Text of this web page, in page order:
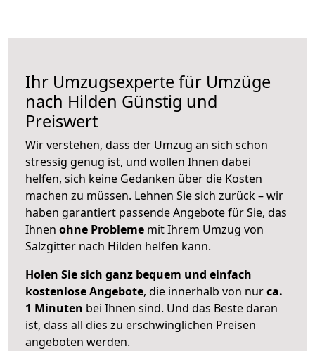
Ihr Umzugsexperte für Umzüge
nach Hilden Günstig und
Preiswert
Wir verstehen, dass der Umzug an sich schon
stressig genug ist, und wollen Ihnen dabei
helfen, sich keine Gedanken über die Kosten
machen zu müssen. Lehnen Sie sich zurück – wir
haben garantiert passende Angebote für Sie, das
Ihnen ohne Probleme mit Ihrem Umzug von
Salzgitter nach Hilden helfen kann.
Holen Sie sich ganz bequem und einfach
kostenlose Angebote, die innerhalb von nurca.
1 Minuten bei Ihnen sind. Und das Beste daran
ist, dass all dies zu erschwinglichen Preisen
angeboten werden.